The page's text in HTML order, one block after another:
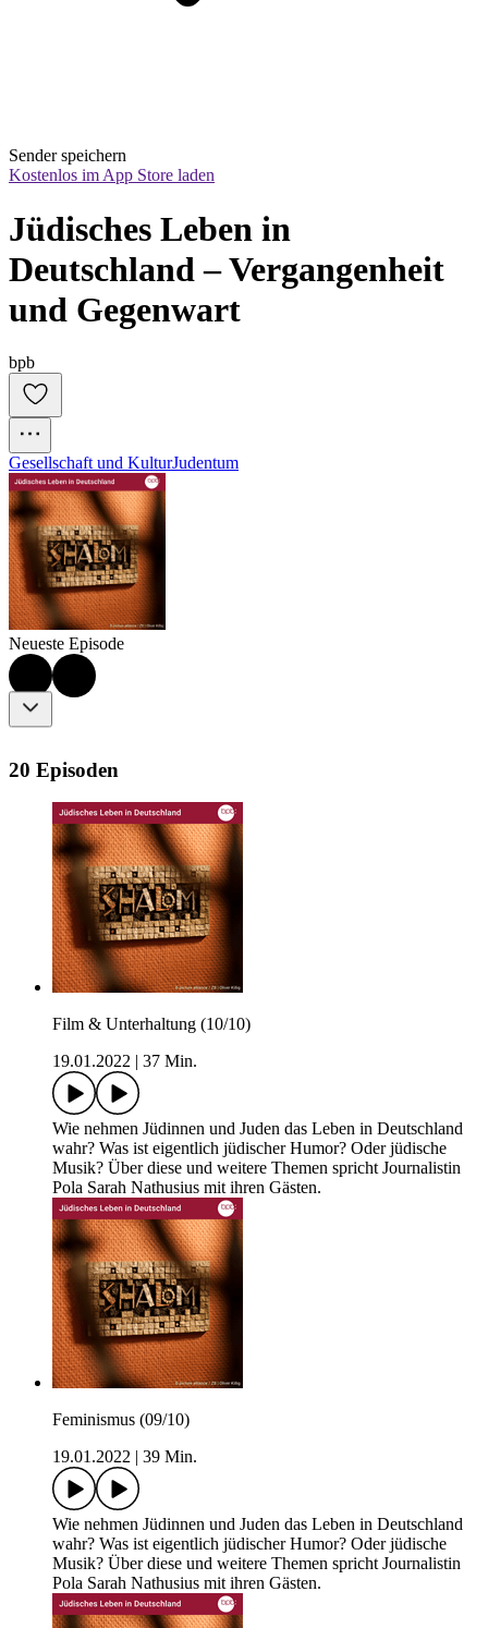
Sender speichern
Kostenlos im App Store laden
Jüdisches Leben in
Deutschland – Vergangenheit
und Gegenwart
bpb
Gesellschaft und KulturJudentum
Neueste Episode
20 Episoden
Film & Unterhaltung (10/10)
19.01.2022
37 Min.
Wie nehmen Jüdinnen und Juden das Leben in Deutschland
wahr? Was ist eigentlich jüdischer Humor? Oder jüdische
Musik? Über diese und weitere Themen spricht Journalistin
Pola Sarah Nathusius mit ihren Gästen.
Feminismus (09/10)
19.01.2022
39 Min.
Wie nehmen Jüdinnen und Juden das Leben in Deutschland
wahr? Was ist eigentlich jüdischer Humor? Oder jüdische
Musik? Über diese und weitere Themen spricht Journalistin
Pola Sarah Nathusius mit ihren Gästen.